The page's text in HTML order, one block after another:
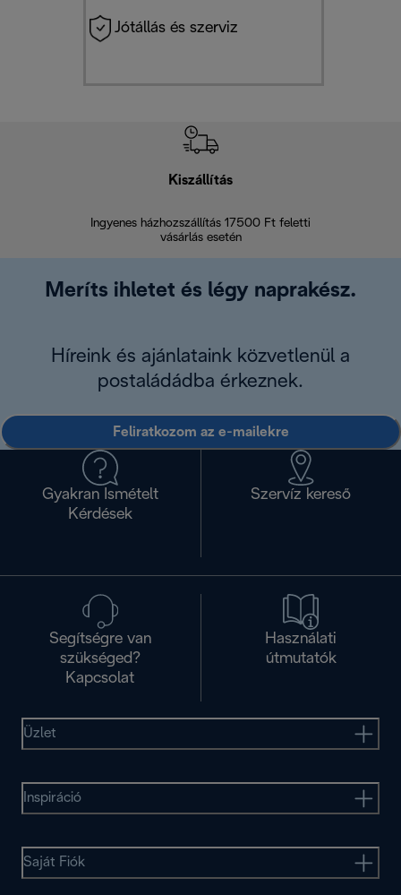
Jótállás és szerviz
Kiszállítás
Ingyenes házhozszállítás 17500 Ft feletti
vásárlás esetén
Meríts ihletet és légy naprakész.
Híreink és ajánlataink közvetlenül a
postaládádba érkeznek.
Feliratkozom az e-mailekre
Gyakran Ismételt
Kérdések
Szervíz kereső
Segítségre van
szükséged?
Kapcsolat
Használati
útmutatók
Üzlet
Inspiráció
Saját Fiók